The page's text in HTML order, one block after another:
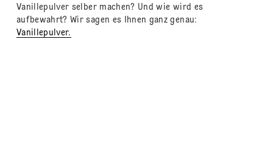
Vanillepulver selber machen? Und wie wird es
aufbewahrt? Wir sagen es Ihnen ganz genau:
Vanillepulver.